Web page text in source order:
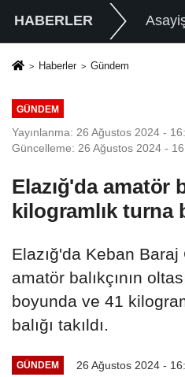
HABERLER
Haberler Gündem
GÜNDEM
Yayınlanma: 26 Ağustos 2024 -
Güncelleme: 26 Ağustos 2024 -
Elazığ'da amatör
kilogramlık turna
Elazığ'da Keban
amatör balıkçının
boyunda ve 41
balığı takıldı.
GÜNDEM 26 Ağustos 2024 -